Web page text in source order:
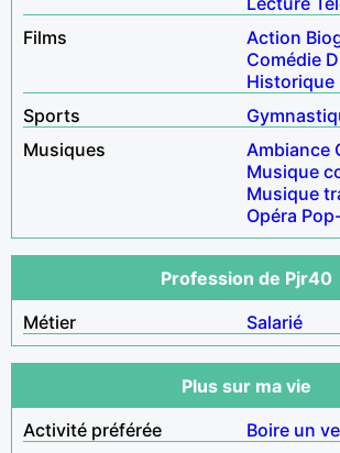
Films
Action
Comédie
Historique
Sports
Musiques
Ambiance
Musique
Musique
Opéra
Profession de Pjr40
Métier
Salarié
Plus sur ma vie
Activité préférée
Boire un